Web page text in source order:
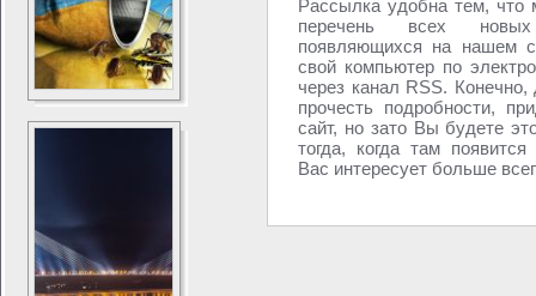
Рассылка удобна тем, что
перечень всех новых
появляющихся на нашем
свой компьютер по
через канал RSS. Конечно,
прочесть подробности,
сайт, но зато Вы будете
тогда, когда там
Вас интересует больше